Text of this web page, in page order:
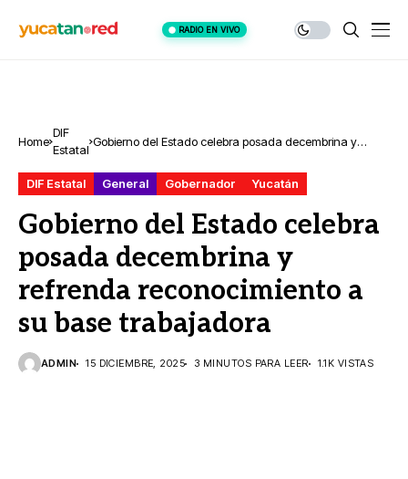
RADIO EN VIVO
Home
DIF
Estatal
Gobierno del Estado celebra posada decembrina y
DIF Estatal
General Gobernador Yucatán
Gobierno del Estado celebra
posada decembrina y
refrenda reconocimiento a
su base trabajadora
ADMIN 15 DICIEMBRE, 2025 3 MINUTOS PARA LEER 1.1K VISTAS